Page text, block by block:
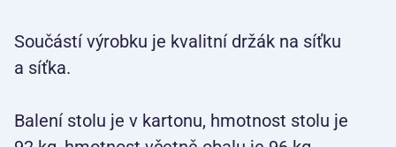
Součástí výrobku je kvalitní držák na síťku
a síťka.
Balení stolu je v kartonu, hmotnost stolu je